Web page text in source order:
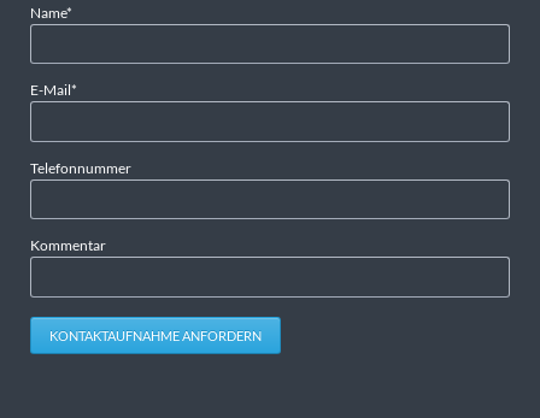
Pflichtfeld
Name*
Pflichtfeld
E-Mail*
Telefonnummer
Kommentar
KONTAKTAUFNAHME ANFORDERN